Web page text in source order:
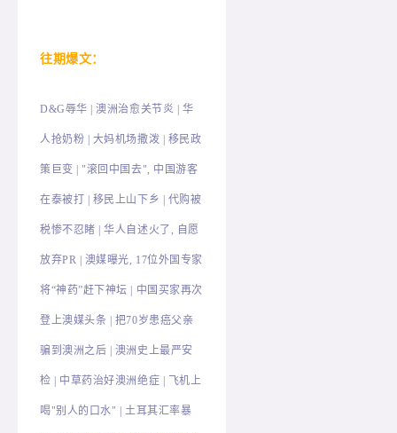
往期爆文：
D&G辱华 |澳洲治愈关节炎 | 华
人抢奶粉 | 大妈机场撒泼 | 移民政
策巨变 | "滚回中国去", 中国游客
在泰被打 | 移民上山下乡 | 代购被
税惨不忍睹 | 华人自述火了, 自愿
放弃PR | 澳媒曝光, 17位外国专家
将“神药”赶下神坛 | 中国买家再次
登上澳媒头条 | 把70岁患癌父亲
骗到澳洲之后 | 澳洲史上最严安
检 | 中草药治好澳洲绝症 | 飞机上
喝"别人的口水" | 土耳其汇率暴